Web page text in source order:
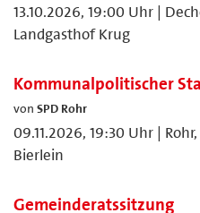
13.10.2026, 19:00 Uhr |
Landgasthof Krug
Kommunalpolitischer
von SPD Rohr
09.11.2026, 19:30 Uhr |
Bierlein
Gemeinderatssitzung